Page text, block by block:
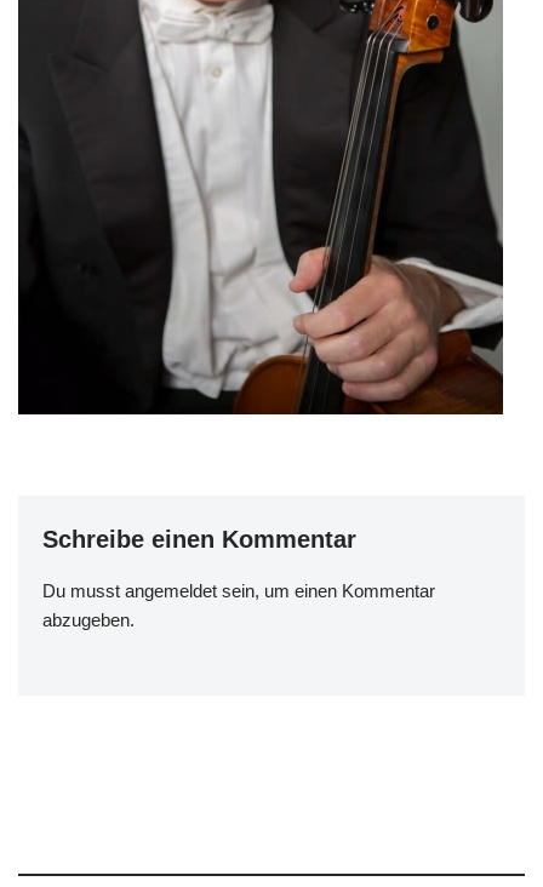
Schreibe einen Kommentar
Du musst angemeldet sein, um einen Kommentar
abzugeben.